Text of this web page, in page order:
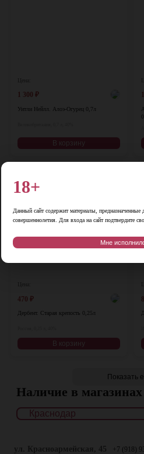
₽
Уитли Нейлл. Алоэ-Огурец 0,7л
В корзину
470 ₽
Дербент. Старая крепость 0,25л
В корзину
Показать
Наличие в магазинах
+7 (918)
18+
Данный сайт содержит материалы,
совершеннолетия. Для входа на сайт подтвердите
Мне